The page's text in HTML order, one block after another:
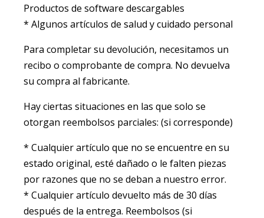
Productos de software descargables
* Algunos artículos de salud y cuidado personal
Para completar su devolución, necesitamos un
recibo o comprobante de compra. No devuelva
su compra al fabricante.
Hay ciertas situaciones en las que solo se
otorgan reembolsos parciales: (si corresponde)
* Cualquier artículo que no se encuentre en su
estado original, esté dañado o le falten piezas
por razones que no se deban a nuestro error.
* Cualquier artículo devuelto más de 30 días
después de la entrega. Reembolsos (si